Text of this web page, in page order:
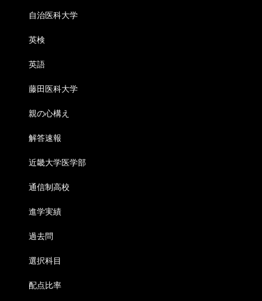
自治医科大学
英検
英語
藤田医科大学
親の心構え
解答速報
近畿大学医学部
通信制高校
進学実績
過去問
選択科目
配点比率